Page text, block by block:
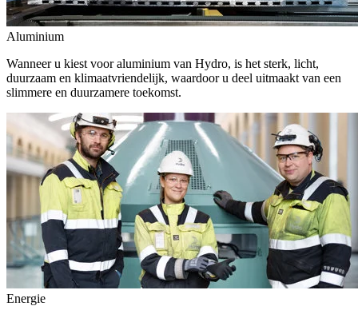
Aluminium
Wanneer u kiest voor aluminium van Hydro, is het sterk, licht,
duurzaam en klimaatvriendelijk, waardoor u deel uitmaakt van een
slimmere en duurzamere toekomst.
Energie